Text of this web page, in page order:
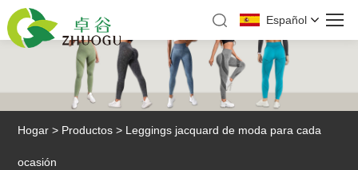
Español
Hogar > Productos > Leggings jacquard de moda para cada
ocasión